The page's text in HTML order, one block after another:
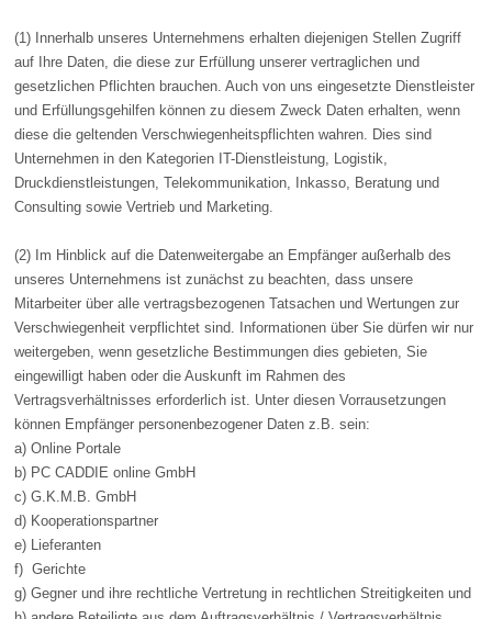
(1) Innerhalb unseres Unternehmens erhalten diejenigen Stellen Zugriff
auf Ihre Daten, die diese zur Erfüllung unserer vertraglichen und
gesetzlichen Pflichten brauchen. Auch von uns eingesetzte Dienstleister
und Erfüllungsgehilfen können zu diesem Zweck Daten erhalten, wenn
diese die geltenden Verschwiegenheitspflichten wahren. Dies sind
Unternehmen in den Kategorien IT-Dienstleistung, Logistik,
Druckdienstleistungen, Telekommunikation, Inkasso, Beratung und
Consulting sowie Vertrieb und Marketing.
(2) Im Hinblick auf die Datenweitergabe an Empfänger außerhalb des
unseres Unternehmens ist zunächst zu beachten, dass unsere
Mitarbeiter über alle vertragsbezogenen Tatsachen und Wertungen zur
Verschwiegenheit verpflichtet sind. Informationen über Sie dürfen wir nur
weitergeben, wenn gesetzliche Bestimmungen dies gebieten, Sie
eingewilligt haben oder die Auskunft im Rahmen des
Vertragsverhältnisses erforderlich ist. Unter diesen Vorrausetzungen
können Empfänger personenbezogener Daten z.B. sein:
a) Online Portale
b) PC CADDIE online GmbH
c) G.K.M.B. GmbH
d) Kooperationspartner
e) Lieferanten
f) Gerichte
g) Gegner und ihre rechtliche Vertretung in rechtlichen Streitigkeiten und